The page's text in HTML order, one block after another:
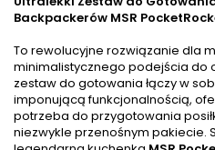
Backpackerów MSR
To rewolucyjne rozwiązanie dla
minimalistycznego podejścia do
zestaw do gotowania łączy w
imponującą funkcjonalnością,
potrzeba do przygotowania
niezwykle przenośnym pakiecie.